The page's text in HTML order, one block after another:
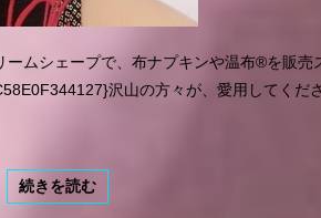
ームシェープで、布ナプキンや温布®︎を販売
沢山の方々が、愛用してくだ
続きを読む